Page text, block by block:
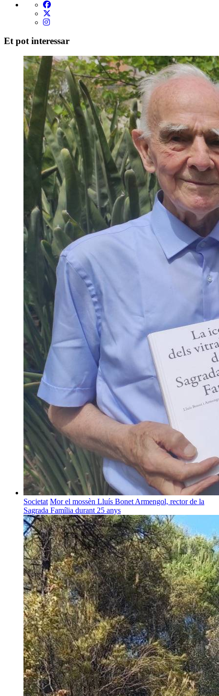
Et pot interessar
Societat Mor el mossèn Lluís Bonet Armengol, rector de la
Sagrada Família durant 25 anys